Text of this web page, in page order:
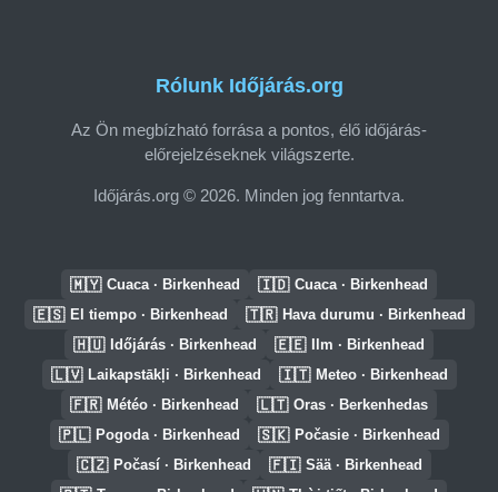
Rólunk Időjárás.org
Az Ön megbízható forrása a pontos, élő időjárás-
előrejelzéseknek világszerte.
Időjárás.org © 2026. Minden jog fenntartva.
🇲🇾 Cuaca · Birkenhead 🇮🇩 Cuaca · Birkenhead
🇪🇸 El tiempo · Birkenhead 🇹🇷 Hava durumu · Birkenhead
🇭🇺 Időjárás · Birkenhead 🇪🇪 Ilm · Birkenhead
🇱🇻 Laikapstākļi · Birkenhead 🇮🇹 Meteo · Birkenhead
🇫🇷 Météo · Birkenhead 🇱🇹 Oras · Berkenhedas
🇵🇱 Pogoda · Birkenhead 🇸🇰 Počasie · Birkenhead
🇨🇿 Počasí · Birkenhead 🇫🇮 Sää · Birkenhead